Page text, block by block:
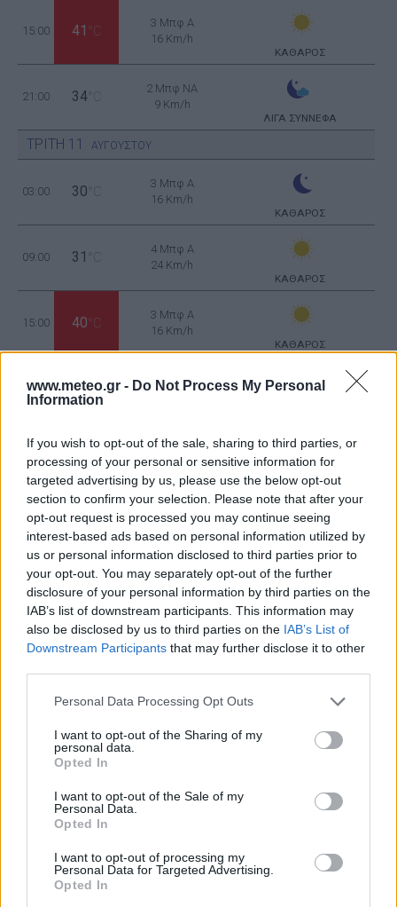
www.meteo.gr - Do Not Process My Personal
Information
If you wish to opt-out of the sale, sharing to third parties, or
processing of your personal or sensitive information for
targeted advertising by us, please use the below opt-out
section to confirm your selection. Please note that after your
opt-out request is processed you may continue seeing
interest-based ads based on personal information utilized by
us or personal information disclosed to third parties prior to
your opt-out. You may separately opt-out of the further
disclosure of your personal information by third parties on the
IAB’s list of downstream participants. This information may
also be disclosed by us to third parties on the IAB’s List of
Downstream Participants that may further disclose it to other
Personal Data Processing Opt Outs
I want to opt-out of the Sharing of my
personal data.
Opted In
I want to opt-out of the Sale of my
Personal Data.
Opted In
I want to opt-out of processing my
Personal Data for Targeted Advertising.
Opted In
15:00 41 °C
3 Μπφ Α
16 Km/h
ΚΑΘΑΡΟΣ
21:00 34 °C
2 Μπφ NA
9 Km/h
ΛΙΓΑ ΣΥΝΝΕΦΑ
ΤΡΙΤΗ 11 ΑΥΓΟΥΣΤΟΥ
03:00 30 °C
3 Μπφ Α
16 Km/h
ΚΑΘΑΡΟΣ
09:00 31 °C
4 Μπφ Α
24 Km/h
ΚΑΘΑΡΟΣ
15:00 40°C
3 Μπφ Α
16 Km/h
ΚΑΘΑΡΟΣ
21:00 35°C
4 Μπφ B
ΤΕΤΑΡΤΗ 12 ΑΥΓΟΥΣΤΟΥ
03:00 28°C
3 Μπφ Α
16 Km/h
ΚΑΘΑΡΟΣ
31
4 Μπφ Α
24 Km/h
ΚΑΘΑΡΟΣ
15:00 41 °C
3 Μπφ Α
16 Km/h
ΑΡΚΕΤΑ ΣΥΝΝΕΦΑ
4 Μπφ B
ΛΙΓΑ ΣΥΝΝΕΦΑ
ΠΕΜΠΤΗ 13 ΑΥΓΟΥΣΤΟΥ
ΛΙΓΑ ΣΥΝΝΕΦΑ
ΚΑΘΑΡΟΣ